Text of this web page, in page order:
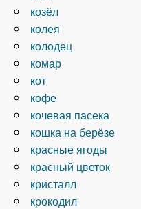
козёл
колея
колодец
комар
кот
кофе
кочевая пасека
кошка на берёзе
красные ягоды
красный цветок
кристалл
крокодил